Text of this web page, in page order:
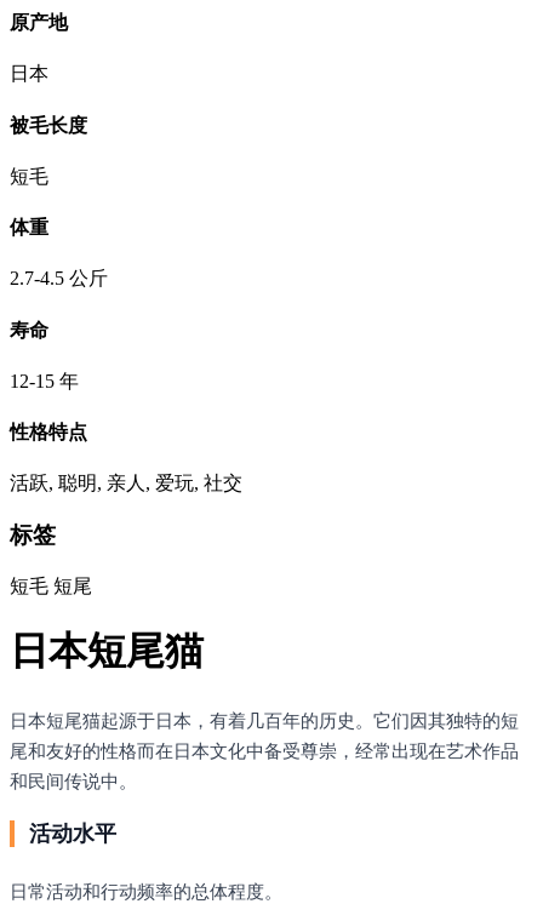
原产地
日本
被毛长度
短毛
体重
2.7-4.5 公斤
寿命
12-15 年
性格特点
活跃, 聪明, 亲人, 爱玩, 社交
标签
短毛 短尾
日本短尾猫
日本短尾猫起源于日本，有着几百年的历史。它们因其独特的短
尾和友好的性格而在日本文化中备受尊崇，经常出现在艺术作品
和民间传说中。
活动水平
日常活动和行动频率的总体程度。